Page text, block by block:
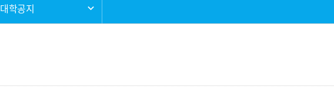
대학공지